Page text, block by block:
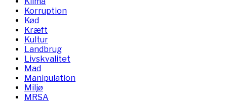
Korruption
Kød
Kræft
Kultur
Landbrug
Livskvalitet
Mad
Manipulation
Miljø
MRSA